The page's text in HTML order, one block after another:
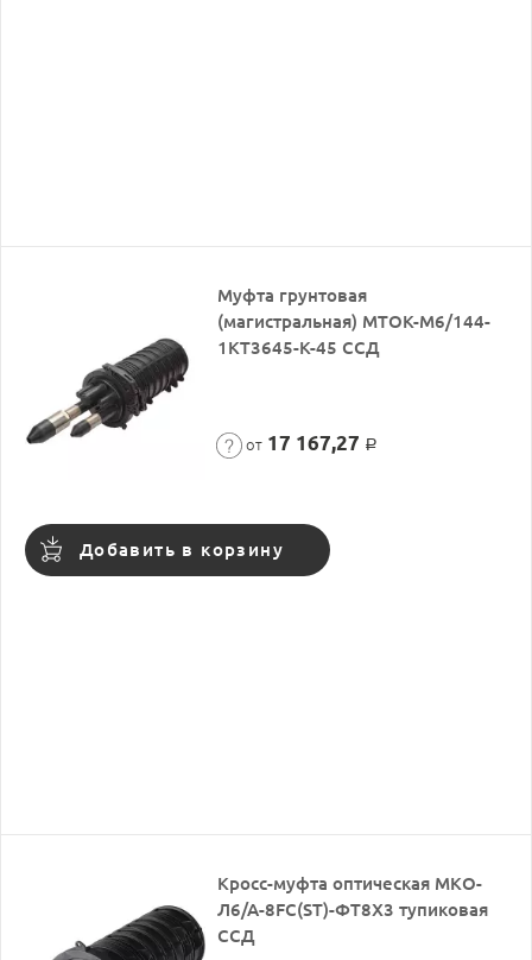
Муфта грунтовая
(магистральная) МТОК-М6/144-
1КТ3645-К-45 ССД
от 17 167,27 Р
Добавить в корзину
Кросс-муфта оптическая МКО-
Л6/А-8FC(ST)-ФТ8Х3 тупиковая
ССД